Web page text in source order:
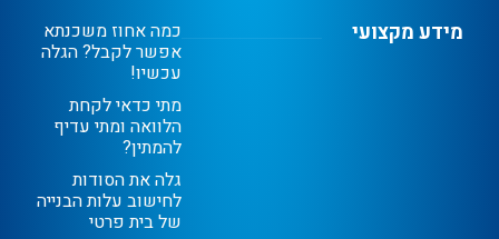
מידע מקצועי כמה אחוז משכנתא
אפשר לקבל? הגלה
עכשיו!
מתי כדאי לקחת
הלוואה ומתי עדיף
להמתין?
גלה את הסודות
לחישוב עלות הבנייה
של בית פרטי